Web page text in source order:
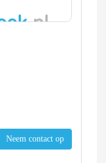
Neem contact op